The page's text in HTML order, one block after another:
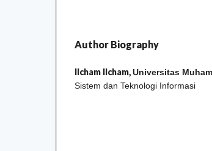
Author Biography
Ilcham Ilcham,Universitas
Sistem dan Teknologi Informasi